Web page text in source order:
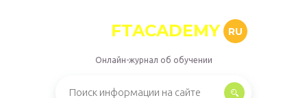
FTACADEMY RU
Онлайн-журнал об обучении